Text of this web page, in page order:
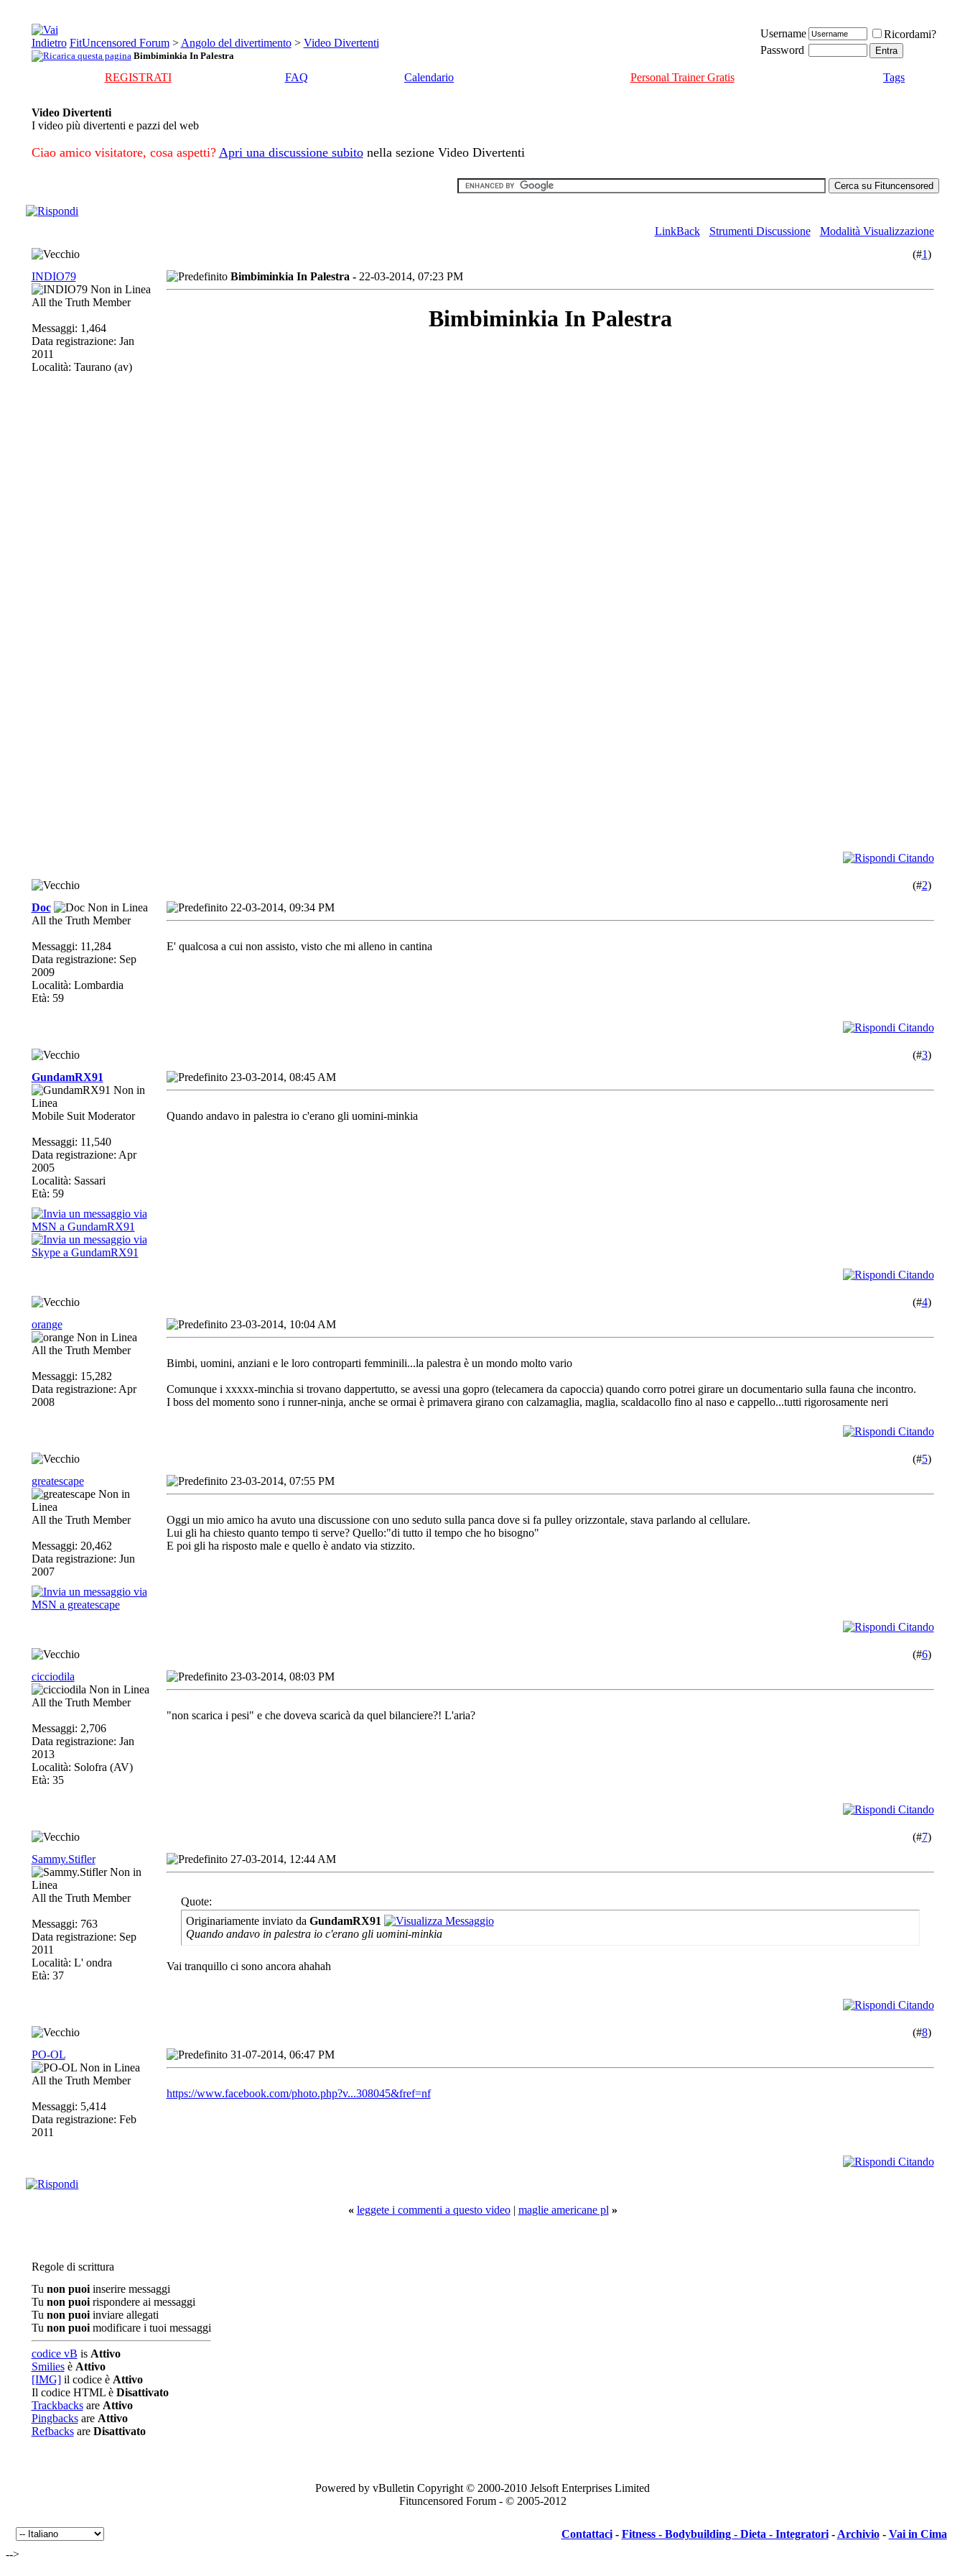
FitUncensored Forum > Angolo del divertimento > Video Divertenti
Bimbiminkia In Palestra
Username
Ricordami?
Password
REGISTRATI FAQ Calendario Personal Trainer Gratis Tags
Video Divertenti
I video più divertenti e pazzi del web
Ciao amico visitatore, cosa aspetti? Apri una discussione subitonella sezione Video Divertenti
LinkBack Strumenti Discussione
Modalità Visualizzazione
(#1)
INDIO79
All the Truth Member
Messaggi: 1,464
Data registrazione: Jan
2011
Località: Taurano (av)
Bimbiminkia In Palestra - 22-03-2014, 07:23 PM
Bimbiminkia In Palestra
(#2)
Doc
All the Truth Member
Messaggi: 11,284
Data registrazione: Sep
2009
Località: Lombardia
Età: 59
22-03-2014, 09:34 PM
E' qualcosa a cui non assisto, visto che mi alleno in cantina
(#3)
GundamRX91
Mobile Suit Moderator
Messaggi: 11,540
Data registrazione: Apr
2005
Località: Sassari
Età: 59
23-03-2014, 08:45 AM
Quando andavo in palestra io c'erano gli uomini-minkia
(#4)
orange
All the Truth Member
Messaggi: 15,282
Data registrazione: Apr
2008
23-03-2014, 10:04 AM
Bimbi, uomini, anziani e le loro controparti femminili...la palestra è un mondo molto vario
Comunque i xxxxx-minchia si trovano dappertutto, se avessi una gopro (telecamera da capoccia) quando corro potrei girare un documentario sulla fauna che incontro.
I boss del momento sono i runner-ninja, anche se ormai è primavera girano con calzamaglia, maglia, scaldacollo fino al naso e cappello...tutti rigorosamente neri
(#5)
greatescape
All the Truth Member
Messaggi: 20,462
Data registrazione: Jun
2007
23-03-2014, 07:55 PM
Oggi un mio amico ha avuto una discussione con uno seduto sulla panca dove si fa pulley orizzontale, stava parlando al cellulare.
Lui gli ha chiesto quanto tempo ti serve? Quello:"di tutto il tempo che ho bisogno"
E poi gli ha risposto male e quello è andato via stizzito.
(#6)
cicciodila
All the Truth Member
Messaggi: 2,706
Data registrazione: Jan
2013
Località: Solofra (AV)
Età: 35
23-03-2014, 08:03 PM
"non scarica i pesi" e che doveva scaricà da quel bilanciere?! L'aria?
(#7)
Sammy.Stifler
All the Truth Member
Messaggi: 763
Data registrazione: Sep
2011
Località: L' ondra
Età: 37
27-03-2014, 12:44 AM
Quote:
Originariamente inviato da GundamRX91
Quando andavo in palestra io c'erano gli uomini-minkia
Vai tranquillo ci sono ancora ahahah
(#8)
PO-OL
All the Truth Member
Messaggi: 5,414
Data registrazione: Feb
2011
31-07-2014, 06:47 PM
https://www.facebook.com/photo.php?v...308045&fref=nf
« leggete i commenti a questo video| maglie americane pl »
Regole di scrittura
Tu non puoiinserire messaggi
Tu non puoirispondere ai messaggi
Tu non puoiinviare allegati
Tu non puoimodificare i tuoi messaggi
codice vB is Attivo
Smiliesè Attivo
[IMG]il codice è Attivo
Il codice HTML è Disattivato
Trackbacksare Attivo
Pingbacksare Attivo
Refbacksare Disattivato
Powered by vBulletin Copyright © 2000-2010 Jelsoft Enterprises Limited
Fituncensored Forum - © 2005-2012
Contattaci- Fitness - Bodybuilding - Dieta - Integratori- Archivio- Vai in Cima
-->